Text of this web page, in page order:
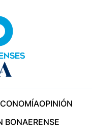
OPINIÓN
BONAERENSE